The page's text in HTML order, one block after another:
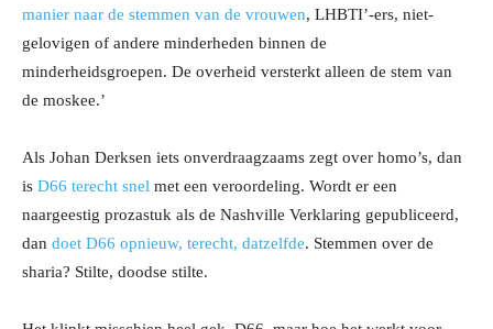
manier naar de stemmen van de vrouwen, LHBTI’-ers, niet-
gelovigen of andere minderheden binnen de
minderheidsgroepen. De overheid versterkt alleen de stem van
de moskee.’
Als Johan Derksen iets onverdraagzaams zegt over homo’s, dan
is D66 terecht snel met een veroordeling. Wordt er een
naargeestig prozastuk als de Nashville Verklaring gepubliceerd,
dan doet D66 opnieuw, terecht, datzelfde. Stemmen over de
sharia? Stilte, doodse stilte.